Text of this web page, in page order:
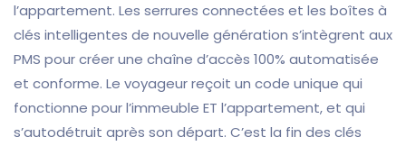
l’appartement. Les serrures connectées et les boîtes à
clés intelligentes de nouvelle génération s’intègrent aux
PMS pour créer une chaîne d’accès 100% automatisée
et conforme. Le voyageur reçoit un code unique qui
fonctionne pour l’immeuble ET l’appartement, et qui
s’autodétruit après son départ. C’est la fin des clés